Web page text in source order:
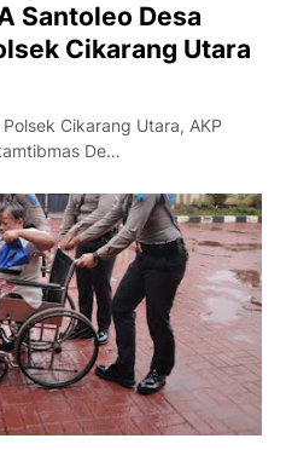
Santoleo Desa
Cikarang Utara
Cikarang Utara, AKP
De…